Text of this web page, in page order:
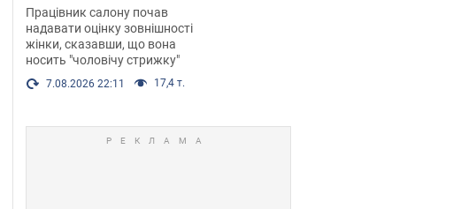
після хімієтерапії,
розгорівся скандал.
Фото
Працівник салону почав
надавати оцінку зовнішності
жінки, сказавши, що вона
носить "чоловічу стрижку"
7.08.2026 22:11 17,4 т.